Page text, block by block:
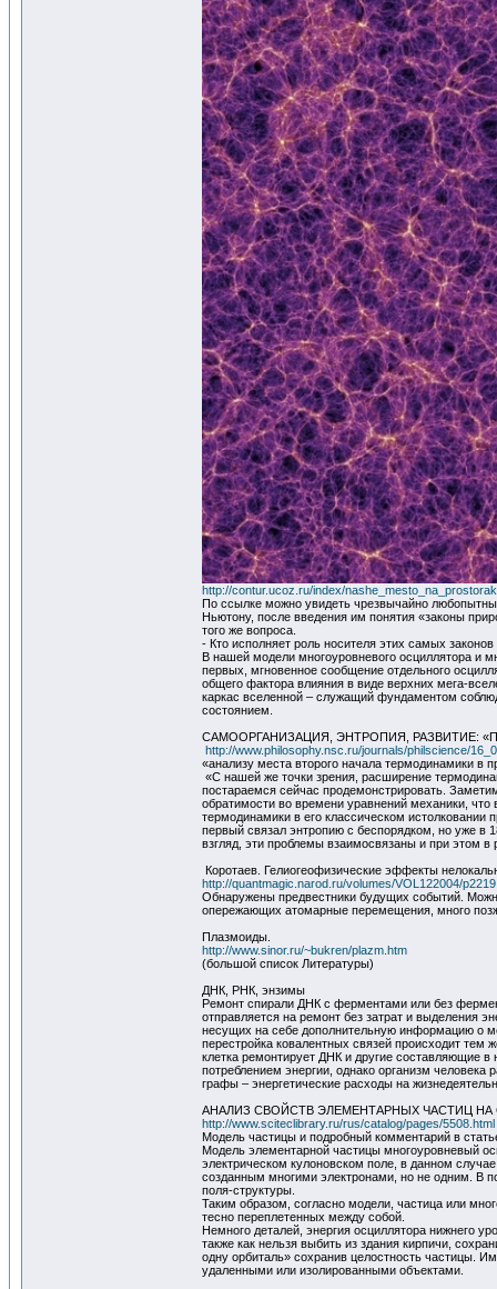
http://contur.ucoz.ru/index/
По ссылке можно увидеть чрезвычайно
Ньютону, после введения им понятия «законы
того же вопроса.
- Кто исполняет роль носителя этих самых
В нашей модели многоуровневого осциллятора и
первых, мгновенное сообщение отдельного
общего фактора влияния в виде верхних мега-
каркас вселенной – служащий фундаментом
состоянием.
САМООРГАНИЗАЦИЯ, ЭНТРОПИЯ, РАЗВИТИЕ:
http://www.philosophy.nsc.ru/journals/philscience/
«анализу места второго начала термодинамики в
«С нашей же точки зрения, расширение
постараемся сейчас продемонстрировать.
обратимости во времени уравнений механики,
термодинамики в его классическом истолковании
первый связал энтропию с беспорядком, но уже в
взгляд, эти проблемы взаимосвязаны и при этом в
Коротаев. Гелиогеофизические эффекты
http://quantmagic.narod.ru/volumes/VOL122004/
Обнаружены предвестники будущих событий.
опережающих атомарные перемещения, много
Плазмоиды.
http://www.sinor.ru/~bukren/plazm.htm
(большой список Литературы)
ДНК, РНК, энзимы
Ремонт спирали ДНК с ферментами или без
отправляется на ремонт без затрат и выделения
несущих на себе дополнительную информацию о
перестройка ковалентных связей происходит
клетка ремонтирует ДНК и другие составляющие
потреблением энергии, однако организм
графы – энергетические расходы на
АНАЛИЗ СВОЙСТВ ЭЛЕМЕНТАРНЫХ ЧАСТИЦ
http://www.sciteclibrary.ru/rus/catalog/pages/5508.html
Модель частицы и подробный комментарий в
Модель элементарной частицы многоуровневый
электрическом кулоновском поле, в данном
созданным многими электронами, но не одним. В
поля-структуры.
Таким образом, согласно модели, частица или
тесно переплетенных между собой.
Немного деталей, энергия осциллятора нижнего
также как нельзя выбить из здания кирпичи,
одну орбиталь» сохранив целостность частицы.
удаленными или изолированными объектами.